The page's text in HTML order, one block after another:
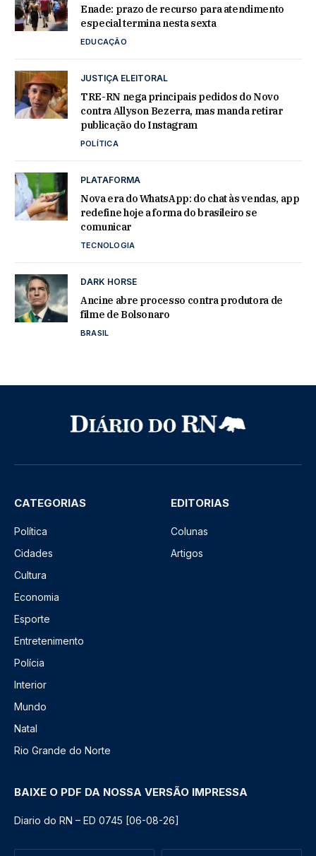
Enade: prazo de recurso para atendimento
especial termina nesta sexta
EDUCAÇÃO
JUSTIÇA ELEITORAL
TRE-RN nega principais pedidos do Novo
contra Allyson Bezerra, mas manda retirar
publicação do Instagram
POLÍTICA
PLATAFORMA
Nova era do WhatsApp: do chat às vendas, app
redefine hoje a forma do brasileiro se
comunicar
TECNOLOGIA
DARK HORSE
Ancine abre processo contra produtora de
filme de Bolsonaro
BRASIL
CATEGORIAS
Política
Cidades
Cultura
Economia
Esporte
Entretenimento
Polícia
Interior
Mundo
Natal
Rio Grande do Norte
EDITORIAS
Colunas
Artigos
BAIXE O PDF DA NOSSA VERSÃO IMPRESSA
Diario do RN – ED 0745 [06-08-26]